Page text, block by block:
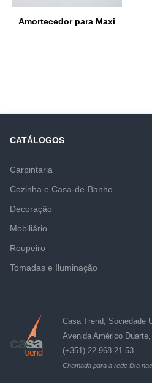
Amortecedor para Maxi
CATÁLOGOS
Carpintaria
Cozinha e Casa-de-Banho
Decoração
Mobiliário
Roupeiro
Tomadas e Iluminação
Casa Trend, Sociedade
Avenida Américo
(+351) 22 968 21 53
Chamada para a rede fixa